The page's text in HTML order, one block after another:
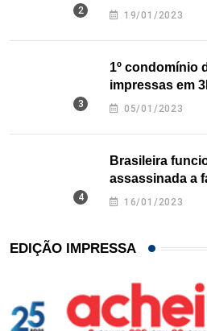
nos EUA
19/01/2023
1º condomínio
impressas em
Texas
05/01/2023
Brasileira
assassinada a
16/01/2023
EDIÇÃO IMPRESSA